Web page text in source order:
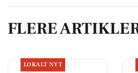
FLERE
LOKALT NYT